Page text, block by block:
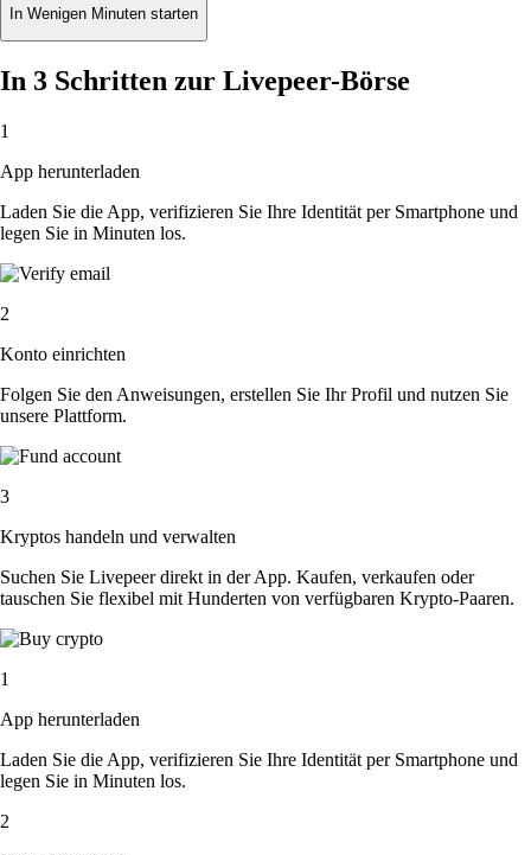
In Wenigen Minuten starten
In 3 Schritten zur Livepeer-Börse
1
App herunterladen
Laden Sie die App, verifizieren Sie Ihre Identität per Smartphone und
legen Sie in Minuten los.
2
Konto einrichten
Folgen Sie den Anweisungen, erstellen Sie Ihr Profil und nutzen Sie
unsere Plattform.
3
Kryptos handeln und verwalten
Suchen Sie Livepeer direkt in der App. Kaufen, verkaufen oder
tauschen Sie flexibel mit Hunderten von verfügbaren Krypto-Paaren.
1
App herunterladen
Laden Sie die App, verifizieren Sie Ihre Identität per Smartphone und
legen Sie in Minuten los.
2